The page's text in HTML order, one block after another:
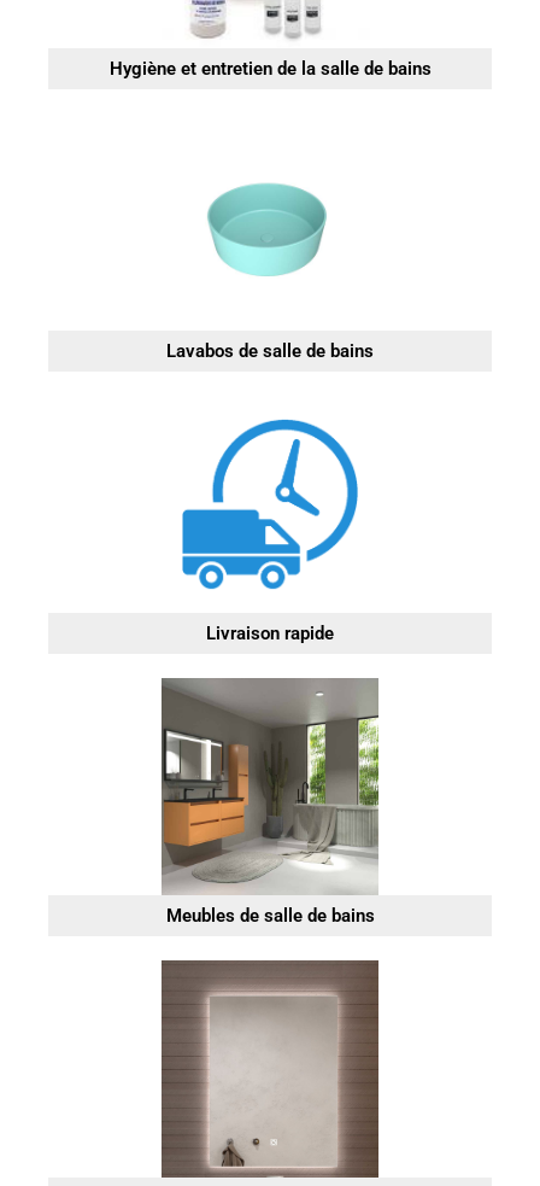
Hygiène et entretien de la salle de bains
Lavabos de salle de bains
Livraison rapide
Meubles de salle de bains